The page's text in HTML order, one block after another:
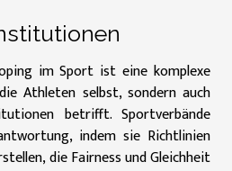
im Sport ist eine komplexe
Athleten selbst, sondern auch
betrifft. Sportverbände
indem sie Richtlinien
die Fairness und Gleichheit